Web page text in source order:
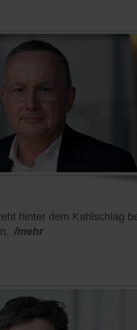
hinter dem Kahlschlag
/mehr